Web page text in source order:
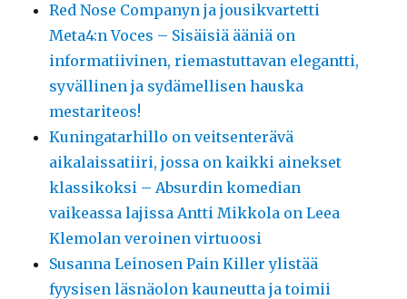
Red Nose Companyn ja jousikvartetti
Meta4:n Voces – Sisäisiä ääniä on
informatiivinen, riemastuttavan elegantti,
syvällinen ja sydämellisen hauska
mestariteos!
Kuningatarhillo on veitsenterävä
aikalaissatiiri, jossa on kaikki ainekset
klassikoksi – Absurdin komedian
vaikeassa lajissa Antti Mikkola on Leea
Klemolan veroinen virtuoosi
Susanna Leinosen Pain Killer ylistää
fyysisen läsnäolon kauneutta ja toimii